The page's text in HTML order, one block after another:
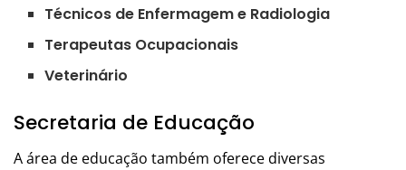
Técnicos de Enfermagem e Radiologia
Terapeutas Ocupacionais
Veterinário
Secretaria de Educação
A área de educação também oferece diversas